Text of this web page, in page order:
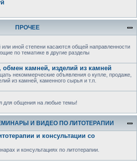
ПРОЧЕЕ
иной степени касаются общей направленности
по тематике в другие разделы
обмен камней, изделий из камней
некоммерческие объявления о купле, продаже,
из камней, каменного сырья и т.п.
для общения на любые темы!
И ВИДЕО ПО ЛИТОТЕРАПИИ
и консультации со
и консультациях по литотерапии.